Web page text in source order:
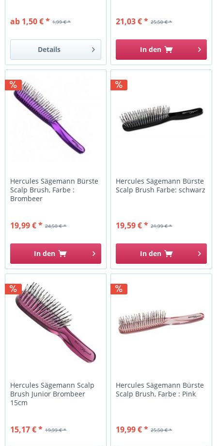
1,99 € *
ab 1,50 € *
Details
25,50 € *
21,03 € *
In den
Hercules Sägemann Bürste
Scalp Brush, Farbe :
Brombeer
24,50 € *
19,99 € *
In den
Hercules Sägemann Bürste
Scalp Brush Farbe: schwarz
21,99 € *
19,59 € *
In den
Hercules Sägemann Scalp
Brush Junior Brombeer
15cm
19,99 € *
15,17 € *
Hercules Sägemann Bürste
Scalp Brush, Farbe : Pink
25,50 € *
19,99 € *